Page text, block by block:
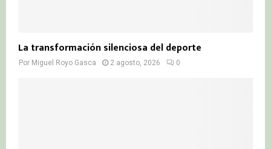
La transformación silenciosa del deporte
Por Miguel Royo Gasca 2 agosto, 2026 0